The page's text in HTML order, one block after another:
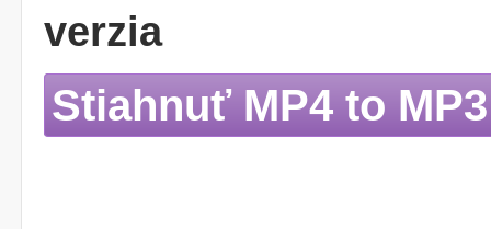
verzia
Stiahnuť MP4 to